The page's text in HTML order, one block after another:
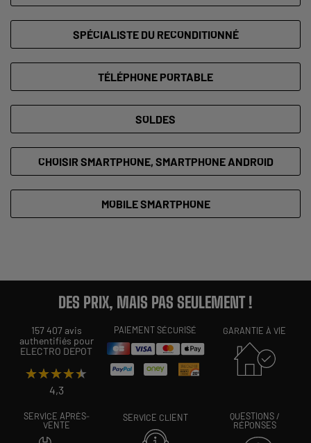
SPÉCIALISTE DU RECONDITIONNÉ
TÉLÉPHONE PORTABLE
SOLDES
CHOISIR SMARTPHONE, SMARTPHONE ANDROID
MOBILE SMARTPHONE
DES PRIX, MAIS PAS SEULEMENT !
157 407 avis
authentifiés pour
ELECTRO DEPOT
★★★★★
★★★★★
4,3
PAIEMENT SÉCURISÉ GARANTIE À VIE
SERVICE APRÈS-
VENTE
SERVICE CLIENT
QUESTIONS /
RÉPONSES